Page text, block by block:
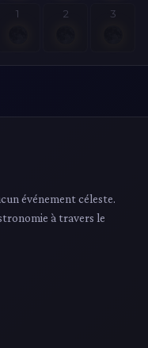
1 2 3
événement céleste.
à travers le